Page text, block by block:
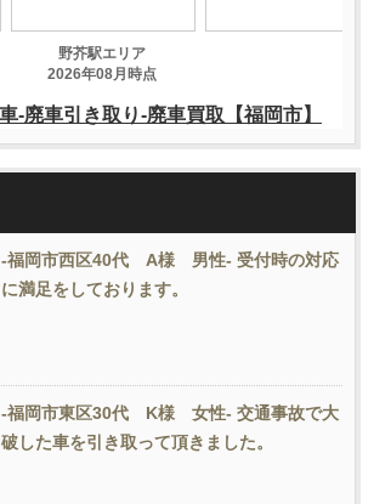
-福岡市西区40代 A様 男性- 受付時の対応
に満足をしております。
-福岡市東区30代 K様 女性- 交通事故で大
破した車を引き取って頂きました。